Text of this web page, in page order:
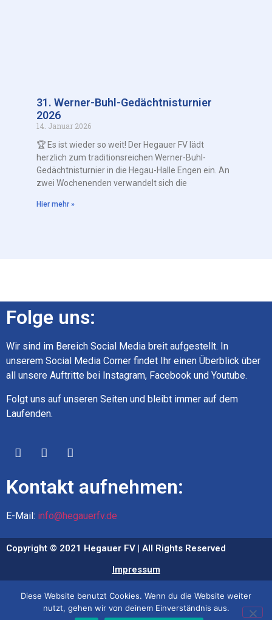
31. Werner-Buhl-Gedächtnisturnier
2026
14. Januar 2026
🏆 Es ist wieder so weit! Der Hegauer FV lädt
herzlich zum traditionsreichen Werner-Buhl-
Gedächtnisturnier in die Hegau-Halle Engen ein. An
zwei Wochenenden verwandelt sich die
Hier mehr »
Folge uns:
Wir sind im Bereich Social Media breit aufgestellt. In
unserem Social Media Corner findet Ihr einen Überblick über
all unsere Auftritte bei Instagram, Facebook und Youtube.
Folgt uns auf unseren Seiten und bleibt immer auf dem
Laufenden.
Kontakt aufnehmen:
E-Mail: info@hegauerfv.de
Copyright © 2021 Hegauer FV | All Rights Reserved
Impressum
Datenschutz
Diese Website benutzt Cookies. Wenn du die Website weiter
nutzt, gehen wir von deinem Einverständnis aus.